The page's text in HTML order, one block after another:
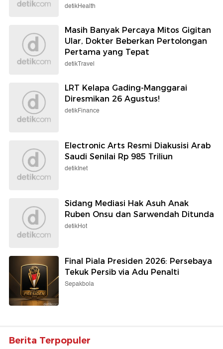
detikHealth
Masih Banyak Percaya Mitos Gigitan
Ular, Dokter Beberkan Pertolongan
Pertama yang Tepat
detikTravel
LRT Kelapa Gading-Manggarai
Diresmikan 26 Agustus!
detikFinance
Electronic Arts Resmi Diakusisi Arab
Saudi Senilai Rp 985 Triliun
detikInet
Sidang Mediasi Hak Asuh Anak
Ruben Onsu dan Sarwendah Ditunda
detikHot
Final Piala Presiden 2026: Persebaya
Tekuk Persib via Adu Penalti
Sepakbola
Berita Terpopuler